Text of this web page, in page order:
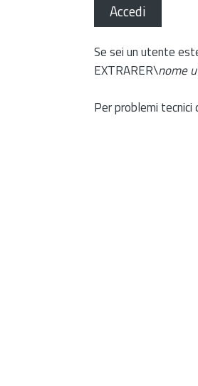
Accedi
Se sei un utente
EXTRARER\nome
Per problemi tecnici